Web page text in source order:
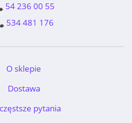
54 236 00 55
534 481 176
O sklepie
Dostawa
pytania